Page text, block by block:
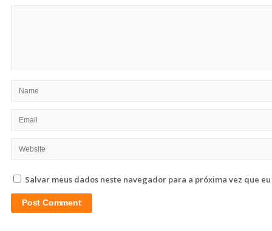
Salvar meus dados neste navegador para a próxima vez que